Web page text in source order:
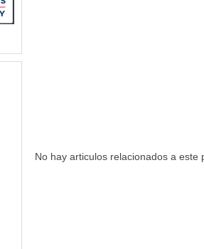
No hay articulos relacionados a este